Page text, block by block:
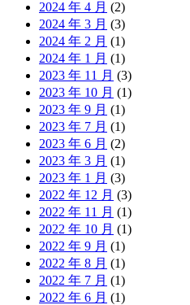
2024 年 4 月 (2)
2024 年 3 月 (3)
2024 年 2 月 (1)
2024 年 1 月 (1)
2023 年 11 月 (3)
2023 年 10 月 (1)
2023 年 9 月 (1)
2023 年 7 月 (1)
2023 年 6 月 (2)
2023 年 3 月 (1)
2023 年 1 月 (3)
2022 年 12 月 (3)
2022 年 11 月 (1)
2022 年 10 月 (1)
2022 年 9 月 (1)
2022 年 8 月 (1)
2022 年 7 月 (1)
2022 年 6 月 (1)